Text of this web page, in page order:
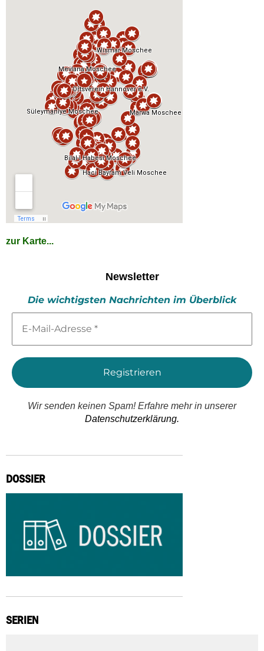
zur Karte...
Newsletter
Die wichtigsten Nachrichten im Überblick
Mail-
*
Wir senden keinen Spam! Erfahre mehr in unserer
Datenschutzerklärung.
DOSSIER
SERIEN